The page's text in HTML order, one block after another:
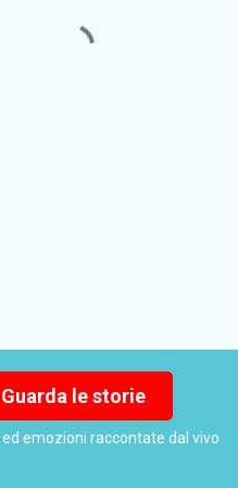
Guarda le storie
emozioni raccontate dal vivo